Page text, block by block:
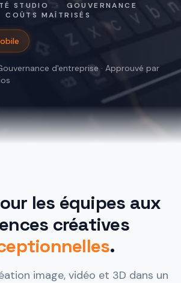
STUDIO ·
GOUVERNANCE
COÛTS MAÎTRISÉS
d'entreprise · Approuvé par
les équipes aux
créatives
.
image, vidéo et 3D dans un